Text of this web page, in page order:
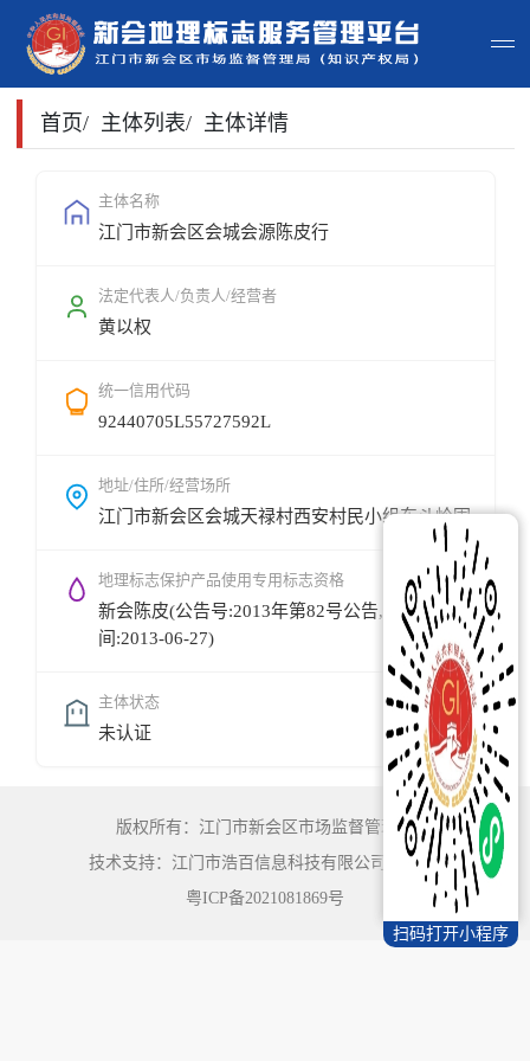
首页
政策法规
申请指南
地标地图
用户登录
首页/ 主体列表/ 主体详情
主体名称
江门市新会区会城会源陈皮行
法定代表人/负责人/经营者
黄以权
统一信用代码
92440705L55727592L
地址/住所/经营场所
江门市新会区会城天禄村西安村民小组东斗岭围
地理标志保护产品使用专用标志资格
新会陈皮(公告号:2013年第82号公告,公告时
间:2013-06-27)
主体状态
未认证
扫码打开小程序
版权所有：江门市新会区市场监督管理局
技术支持：江门市浩百信息科技有限公司
2022
粤ICP备2021081869号